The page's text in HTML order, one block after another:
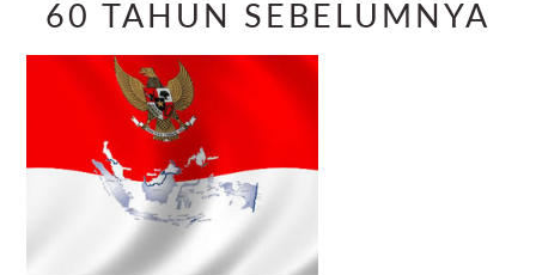
60 TAHUN SEBELUMNYA